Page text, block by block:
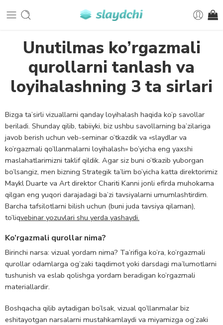
Unutilmas ko’rgazmali
qurollarni tanlash va
loyihalashning 3 ta sirlari
Bizga ta’sirli vizuallarni qanday loyihalash haqida ko’p savollar
beriladi. Shunday qilib, tabiiyki, biz ushbu savollarning ba’zilariga
javob berish uchun veb-seminar o’tkazdik va «slaydlar va
ko’rgazmali qo’llanmalarni loyihalash» bo’yicha eng yaxshi
maslahatlarimizni taklif qildik. Agar siz buni o’tkazib yuborgan
bo’lsangiz, men bizning Strategik ta’lim bo’yicha katta direktorimiz
Maykl Duarte va Art direktor Chariti Kanni jonli efirda muhokama
qilgan eng yuqori darajadagi ba’zi tavsiyalarni umumlashtirdim.
Barcha tafsilotlarni bilish uchun (buni juda tavsiya qilaman),
to’liqvebinar yozuvlari shu yerda yashaydi.
Ko’rgazmali qurollar nima?
Birinchi narsa: vizual yordam nima? Ta’rifiga ko’ra, ko’rgazmali
qurollar odamlarga og’zaki taqdimot yoki darsdagi ma’lumotlarni
tushunish va eslab qolishga yordam beradigan ko’rgazmali
materiallardir.
Boshqacha qilib aytadigan bo’lsak, vizual qo’llanmalar biz
eshitayotgan narsalarni mustahkamlaydi va miyamizga og’zaki